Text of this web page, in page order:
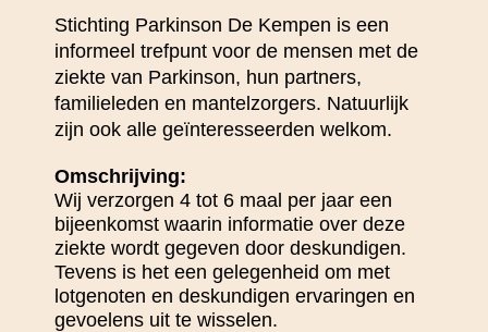
Stichting Parkinson De Kempen is een
informeel trefpunt voor de mensen met de
ziekte van Parkinson, hun partners,
familieleden en mantelzorgers. Natuurlijk
zijn ook alle geïnteresseerden welkom.
Omschrijving:
Wij verzorgen 4 tot 6 maal per jaar een
bijeenkomst waarin informatie over deze
ziekte wordt gegeven door deskundigen.
Tevens is het een gelegenheid om met
lotgenoten en deskundigen ervaringen en
gevoelens uit te wisselen.